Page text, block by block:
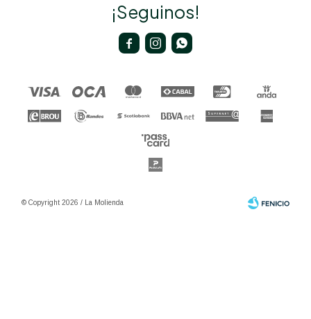
¡Seguinos!
  
© Copyright 2026 / La Molienda